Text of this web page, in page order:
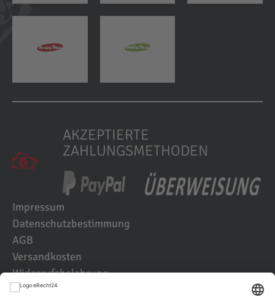
AKZEPTIERTE
ZAHLUNGSMETHODEN
Impressum
Datenschutzbestimmung
AGB
Versandkosten
Widerrufsbelehrung
Kundenbewertungen